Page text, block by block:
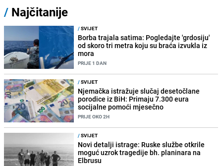
/ Najčitanije
/SVIJET
Borba trajala satima: Pogledajte 'grdosiju'
od skoro tri metra koju su braća izvukla iz
mora
PRIJE 1 DAN
/SVIJET
Njemačka istražuje slučaj desetočlane
porodice iz BiH: Primaju 7.300 eura
socijalne pomoći mjesečno
PRIJE OKO 2H
/SVIJET
Novi detalji istrage: Ruske službe otkrile
moguć uzrok tragedije bh. planinara na
Elbrusu